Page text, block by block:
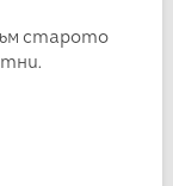
старото